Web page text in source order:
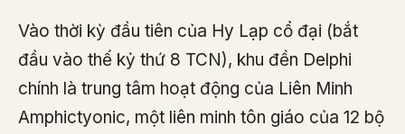
Vào thời kỳ đầu tiên của Hy Lạp cổ đại (bắt
đầu vào thế kỷ thứ 8 TCN), khu đền Delphi
chính là trung tâm hoạt động của Liên Minh
Amphictyonic, một liên minh tôn giáo của 12 bộ